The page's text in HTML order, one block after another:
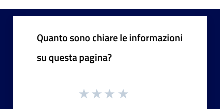
Quanto sono chiare le informazioni
su questa pagina?